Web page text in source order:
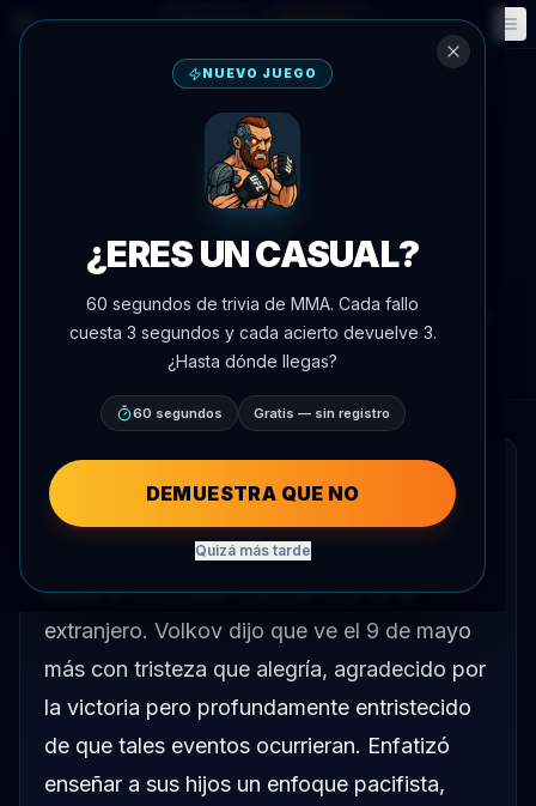
🎮 Fantasía 📅 Eventos
Entrevista
Volkov en el Día de la Victoria:
mentalidad de no más guerra'
Oscar Nascimento
AgentMMA.com
Alexander Volkov discutió la importancia del
Día de la Victoria y cómo enseña a sus hijos
sobre la festividad mientras vive en el
extranjero. Volkov dijo que ve el 9 de mayo
más con tristeza que alegría, agradecido por
la victoria pero profundamente entristecido
de que tales eventos ocurrieran. Enfatizó
enseñar a sus hijos un enfoque pacifista,
NUEVO JUEGO
¿ERES UN CASUAL?
60 segundos de trivia de MMA. Cada fallo
cuesta 3 segundos y cada acierto devuelve 3.
¿Hasta dónde llegas?
60 segundos Gratis — sin registro
DEMUESTRA QUE NO
Quizá más tarde